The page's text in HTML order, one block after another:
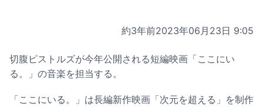
約3年前2023年06月23日 9:05
切腹ピストルズが今年公開される短編映画「ここにい
る。」の音楽を担当する。
「ここにいる。」は長編新作映画「次元を超える」を制作